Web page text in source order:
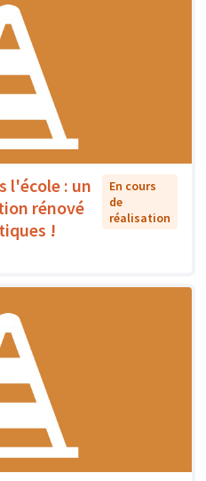
l'école : un
rénové
!
En cours
de
réalisation